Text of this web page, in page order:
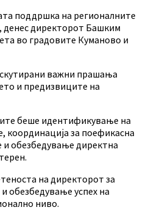
поддршка на регионалните
денес директорот Башким
во градовите Куманово и
важни прашања
и предизвиците на
беше идентификување на
за поефикасна
и обезбедување директна
на директорот за
обезбедување успех на
ниво.